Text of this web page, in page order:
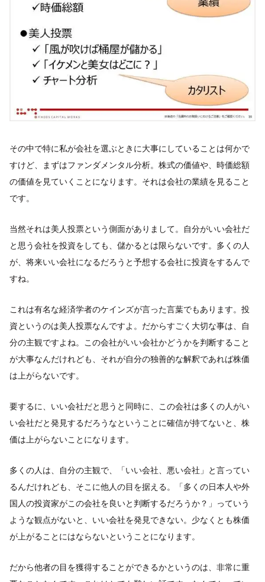
その中で特に私が会社を選ぶときに大事にしていることは何かで
すけど、まずはファンダメンタル分析。株式の価値や、時価総額
の価値を見ていくことになります。それは会社の業績を見ること
です。
当然それは美人投票という側面がありまして。自分がいい会社だ
と思う会社を投資をしても、儲かるとは限らないです。多くの人
が、将来いい会社になるだろうと予想する会社に投資をするんで
すね。
これは有名な経済学者のケインズが言った言葉でもあります。投
資というのは美人投票なんですよ。だからすごく大切な事は、自
分の主観ですよね。この会社がいい会社かどうかを判断すること
が大事なんだけれども、それが自分の独善的な解釈であれば株価
は上がらないです。
要するに、いい会社だと思うと同時に、この会社は多くの人がい
い会社だと発見するだろうなということに確信が持てないと、株
価は上がらないことになります。
多くの人は、自分の主観で、「いい会社、悪い会社」と言ってい
るんだけれども、そこに他人の目を据える。「多くの日本人や外
国人の投資家がこの会社を良いと判断するだろうか？」っていう
ような観点がないと、いい会社を発見できない。少なくとも株価
が上がることにはならないということになります。
だから他者の目を獲得することができるかというのは、非常に重